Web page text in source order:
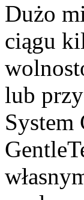
Dużo
ciągu
lub